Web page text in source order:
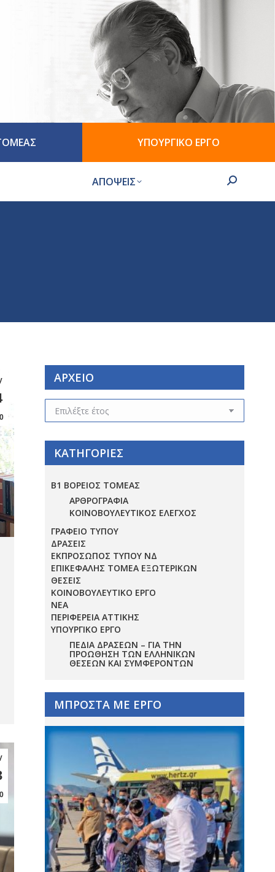
ΥΠΟΥΡΓΙΚΟ ΕΡΓΟ
ΑΠΟΨΕΙΣ Search:
ΑΡΧΕΙΟ
ΑΡΧΕΙΟ
ΚΑΤΗΓΟΡΙΕΣ
Β1 ΒΟΡΕΙΟΣ ΤΟΜΕΑΣ
ΑΡΘΡΟΓΡΑΦΙΑ
ΚΟΙΝΟΒΟΥΛΕΥΤΙΚΟΣ ΕΛΕΓΧΟΣ
ΓΡΑΦΕΙΟ ΤΥΠΟΥ
ΔΡΑΣΕΙΣ
ΕΚΠΡΟΣΩΠΟΣ ΤΥΠΟΥ ΝΔ
ΕΠΙΚΕΦΑΛΗΣ ΤΟΜΕΑ ΕΞΩΤΕΡΙΚΩΝ
ΘΕΣΕΙΣ
ΚΟΙΝΟΒΟΥΛΕΥΤΙΚΟ ΕΡΓΟ
ΝΕΑ
ΠΕΡΙΦΕΡΕΙΑ ΑΤΤΙΚΗΣ
ΥΠΟΥΡΓΙΚΟ ΕΡΓΟ
ΠΕΔΊΑ ΔΡΆΣΕΩΝ – ΓΙΑ ΤΗΝ
ΠΡΟΏΘΗΣΗ ΤΩΝ ΕΛΛΗΝΙΚΏΝ
ΘΈΣΕΩΝ ΚΑΙ ΣΥΜΦΕΡΌΝΤΩΝ
ΜΠΡΟΣΤΑ ΜΕ ΕΡΓΟ